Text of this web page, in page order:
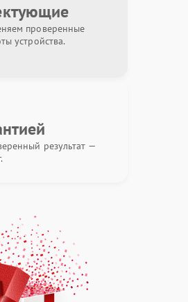
проверенные
устройства.
результат —